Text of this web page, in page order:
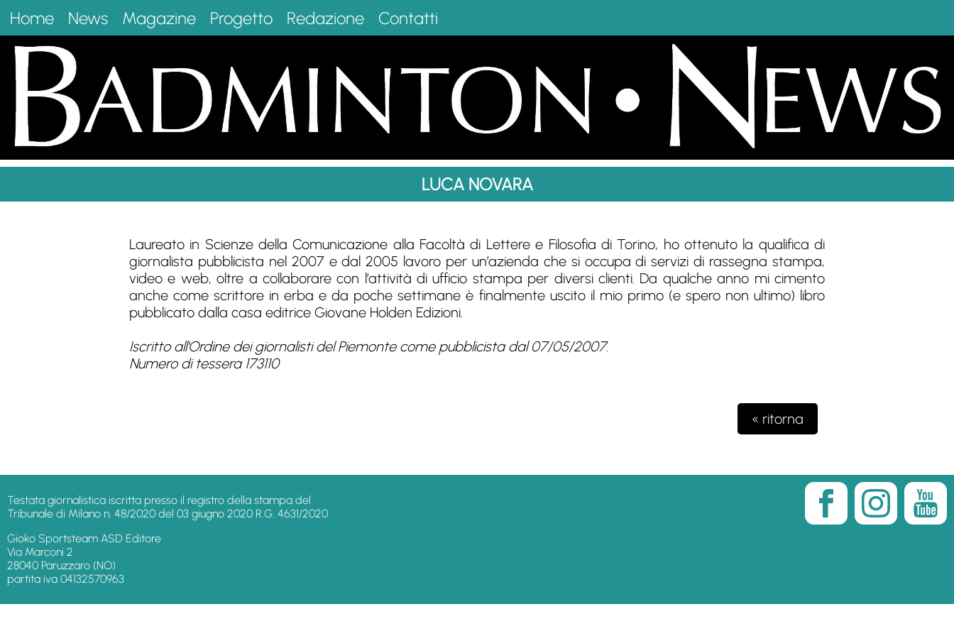
Home News Magazine Progetto Redazione Contatti
LUCA NOVARA
Laureato in Scienze della Comunicazione alla Facoltà di Lettere e Filosofia di Torino, ho ottenuto la qualifica di
giornalista pubblicista nel 2007 e dal 2005 lavoro per un’azienda che si occupa di servizi di rassegna stampa,
video e web, oltre a collaborare con l’attività di ufficio stampa per diversi clienti. Da qualche anno mi cimento
anche come scrittore in erba e da poche settimane è finalmente uscito il mio primo (e spero non ultimo) libro
pubblicato dalla casa editrice Giovane Holden Edizioni.
Iscritto all'Ordine dei giornalisti del Piemonte come pubblicista dal 07/05/2007.
Numero di tessera 173110
« ritorna
Testata giornalistica iscritta presso il registro della stampa del
Tribunale di Milano n. 48/2020 del 03 giugno 2020 R.G. 4631/2020
Gioko Sportsteam ASD Editore
Via Marconi 2
28040 Paruzzaro (NO)
partita iva 04132570963